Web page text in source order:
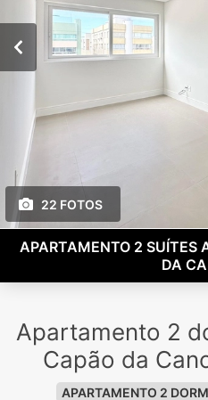
22 FOTOS
APARTAMENTO 2 SUÍTES
DA
Apartamento 2
Capão da
APARTAMENTO 2